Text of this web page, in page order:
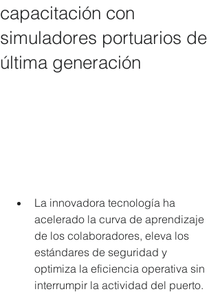
capacitación con
simuladores portuarios de
última generación
La innovadora tecnología ha
acelerado la curva de aprendizaje
de los colaboradores, eleva los
estándares de seguridad y
optimiza la eficiencia operativa sin
interrumpir la actividad del puerto.